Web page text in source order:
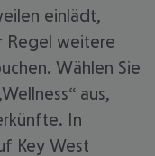
einlädt,
Regel weitere
Wählen Sie
aus,
In
Key West